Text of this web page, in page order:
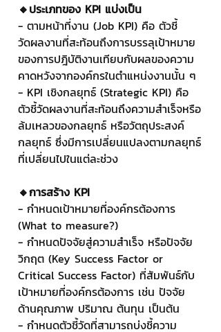
🔸ประเภทของ KPI แบ่งเป็น
- ตามหน้าที่งาน (Job KPI) คือ ตัวชี้
วัดผลงานที่สะท้อนถึงการบรรลุเป้าหมาย
ของการปฎิบัติงานเทียบกับผลของความ
คาดหวังจากองค์กรในตำแหน่งงานนั้น ๆ
- KPI เชิงกลยุทธ์ (Strategic KPI) คือ
ตัวชี้วัดผลงานที่สะท้อนถึงความสำเร็จหรือ
ล้มเหลวของกลยุทธ์ หรือวัตถุประสงค์
กลยุทธ์ ซึ่งมีการเปลี่ยนแปลงตามกลยุทธ์
ที่เปลี่ยนไปในแต่ละช่วง
🔸การสร้าง KPI
- กำหนดเป้าหมายที่องค์กรต้องการ
(What to measure?)
- กำหนดปัจจัยสู่ความสำเร็จ หรือปัจจัย
วิกฤต (Key Success Factor or
Critical Success Factor) ที่สัมพันธ์กับ
เป้าหมายที่องค์กรต้องการ เช่น ปัจจัย
ด้านคุณภาพ ปริมาณ ต้นทุน เป็นต้น
- กำหนดตัวชี้วัดที่สามารถบ่งชี้ความ